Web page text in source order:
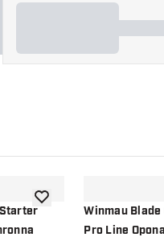
dodaj do listy życzeń
Winmau Blade
Pro Line